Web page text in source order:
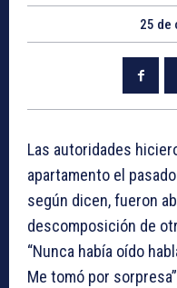
25 de
Las autoridades
apartamento el
según dicen, fueron
descomposición de
“Nunca había oído
Me tomó por